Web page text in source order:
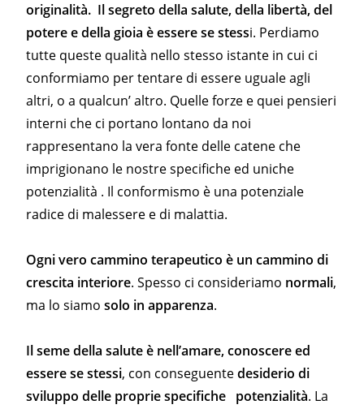
originalità. Il segreto della salute, della libertà, del
potere e della gioia è essere se stessi. Perdiamo
tutte queste qualità nello stesso istante in cui ci
conformiamo per tentare di essere uguale agli
altri, o a qualcun’ altro. Quelle forze e quei pensieri
interni che ci portano lontano da noi
rappresentano la vera fonte delle catene che
imprigionano le nostre specifiche ed uniche
potenzialità . Il conformismo è una potenziale
radice di malessere e di malattia.
Ogni vero cammino terapeutico è un cammino di
crescita interiore. Spesso ci consideriamo normali,
ma lo siamosolo in apparenza.
Il seme della salute è nell’amare, conoscere ed
essere se stessi, con conseguentedesiderio di
sviluppo delle proprie specifiche potenzialità. La